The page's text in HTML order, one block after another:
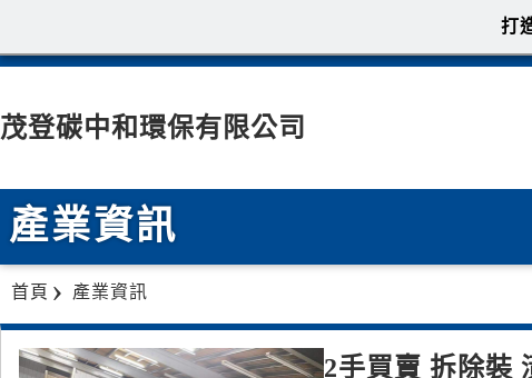
茂登碳中和環保有限公司
產業資訊
首頁 產業資訊
2手買賣 拆除裝
打